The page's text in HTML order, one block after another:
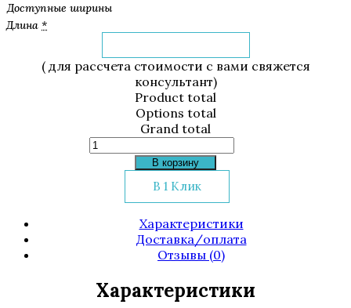
Доступные ширины
Длина *
( для рассчета стоимости с вами свяжется
консультант)
Product total
Options total
Grand total
Количество
Ковролин
В корзину
В 1 Клик
Характеристики
Доставка/оплата
Отзывы (0)
Характеристики